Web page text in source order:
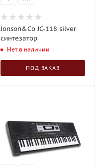
Jonson&Co JC-118 silver
синтезатор
Нет в наличии
ПОД ЗАКАЗ